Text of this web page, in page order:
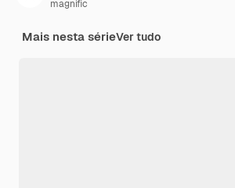
magnific
Mais nesta sérieVer tudo